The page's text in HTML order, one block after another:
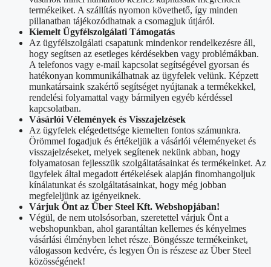
termékeiket. A szállítás nyomon követhető, így minden
pillanatban tájékozódhatnak a csomagjuk útjáról.
Kiemelt Ügyfélszolgálati Támogatás
Az ügyfélszolgálati csapatunk mindenkor rendelkezésre áll,
hogy segítsen az esetleges kérdésekben vagy problémákban.
A telefonos vagy e-mail kapcsolat segítségével gyorsan és
hatékonyan kommunikálhatnak az ügyfelek velünk. Képzett
munkatársaink szakértő segítséget nyújtanak a termékekkel,
rendelési folyamattal vagy bármilyen egyéb kérdéssel
kapcsolatban.
Vásárlói Vélemények és Visszajelzések
Az ügyfelek elégedettsége kiemelten fontos számunkra.
Örömmel fogadjuk és értékeljük a vásárlói véleményeket és
visszajelzéseket, melyek segítenek nekünk abban, hogy
folyamatosan fejlesszük szolgáltatásainkat és termékeinket. Az
ügyfelek által megadott értékelések alapján finomhangoljuk
kínálatunkat és szolgáltatásainkat, hogy még jobban
megfeleljünk az igényeiknek.
Várjuk Önt az Über Steel Kft. Webshopjában!
Végül, de nem utolsósorban, szeretettel várjuk Önt a
webshopunkban, ahol garantáltan kellemes és kényelmes
vásárlási élményben lehet része. Böngéssze termékeinket,
válogasson kedvére, és legyen Ön is részese az Über Steel
közösségének!